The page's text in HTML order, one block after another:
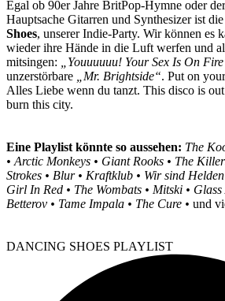
Egal ob 90er Jahre BritPop-Hymne oder
Hauptsache Gitarren und Synthesizer ist
Shoes, unserer Indie-Party. Wir können es
wieder ihre Hände in die Luft werfen und
mitsingen:
„Youuuuuu! Your Sex Is On
unzerstörbare
„Mr. Brightside“. Put on
Alles Liebe wenn du tanzt. This disco is
burn this city.
Eine Playlist könnte so aussehen: The
• Arctic Monkeys • Giant Rooks • The
Strokes • Blur • Kraftklub • Wir sind Helden
Girl In Red • The Wombats • Mitski •
Betterov • Tame Impala • The Cure • und
DANCING SHOES PLAYLIST